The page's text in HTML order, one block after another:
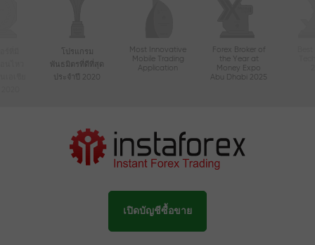
โปรแกรม
พันธมิตรที่ดีที่สุด
ประจำปี 2020
Most Innovative
Mobile Trading
Application
Forex Broker of
the Year at
Money Expo
Abu Dhabi 2025
เปิดบัญชีซื้อขาย